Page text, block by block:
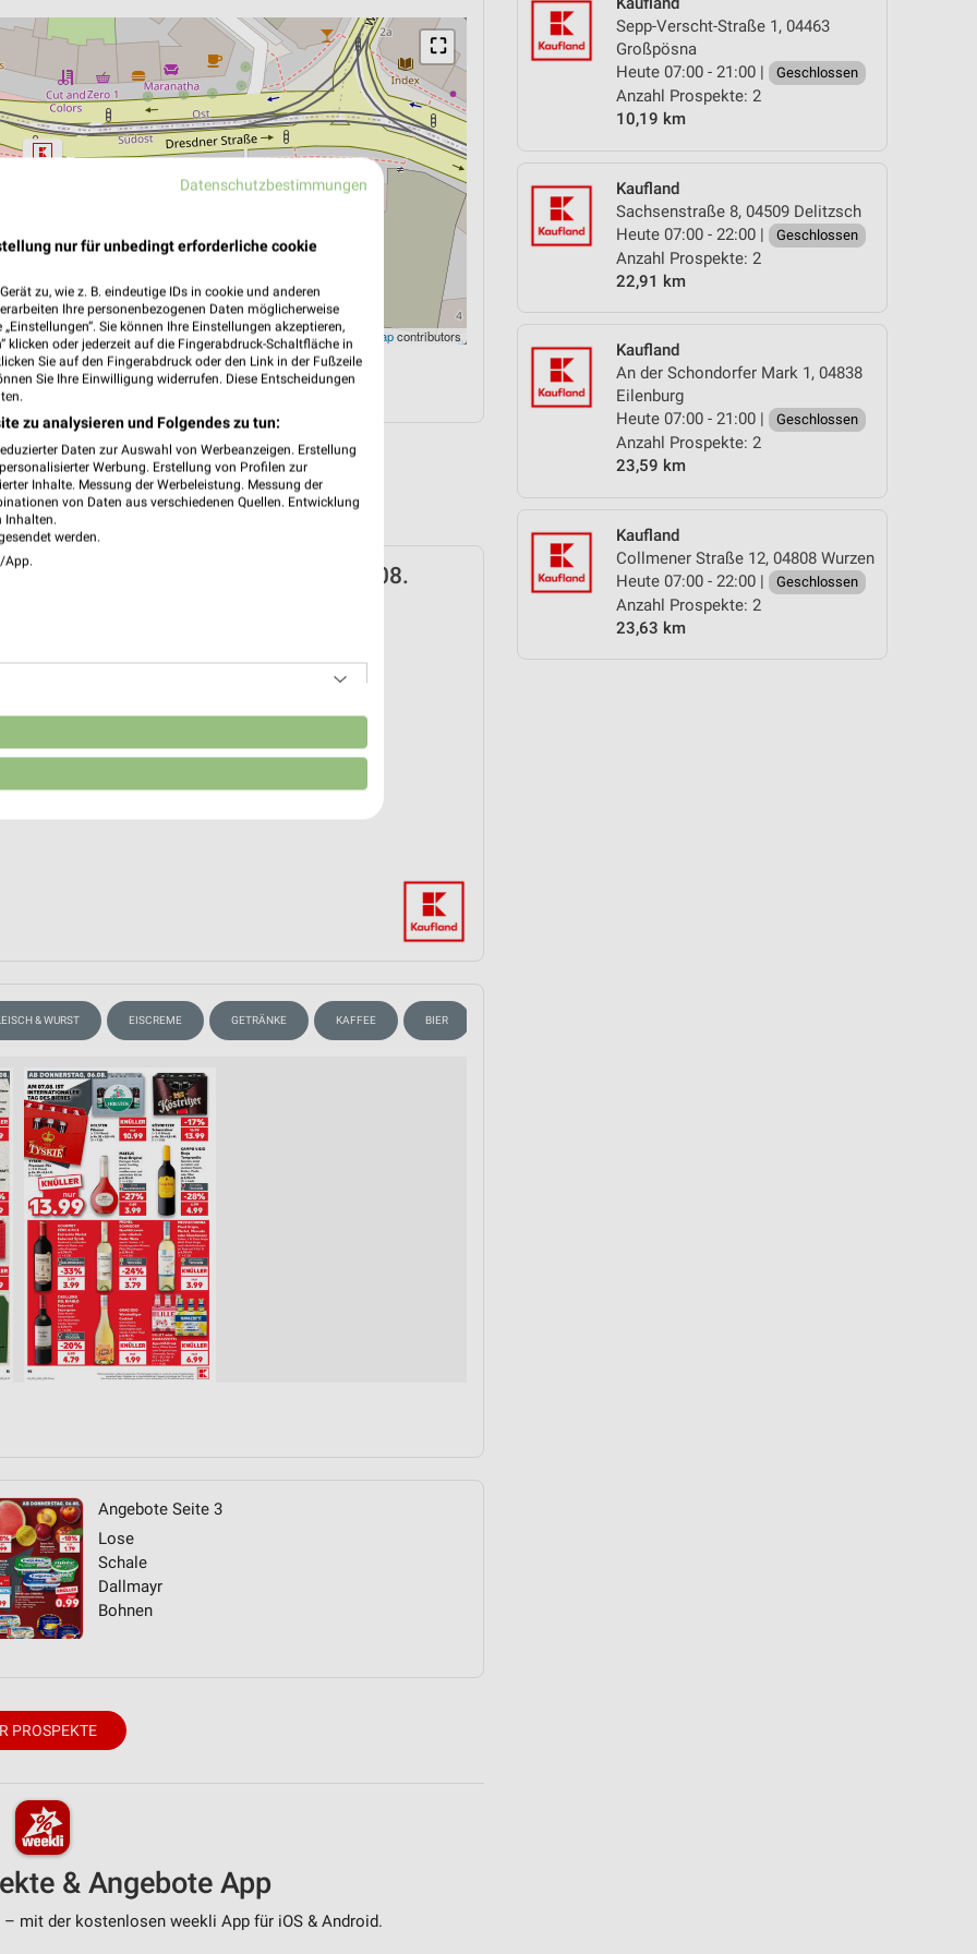
Sepp-Verscht-Straße 1, 04463
Großpösna
Heute 07:00 - 21:00 |
Geschlossen
Anzahl Prospekte: 2
10,19 km
Kaufland
Sachsenstraße 8, 04509 Delitzsch
Heute 07:00 - 22:00 |
Geschlossen
Anzahl Prospekte: 2
22,91 km
Kaufland
An der Schondorfer Mark 1, 04838
Eilenburg
Heute 07:00 - 21:00 |
Geschlossen
Anzahl Prospekte: 2
23,59 km
Kaufland
Collmener Straße 12, 04808 Wurzen
Heute 07:00 - 22:00 |
Geschlossen
Anzahl Prospekte: 2
23,63 km
⛶
Leaflet|©OpenStreetMapcontributors
NAVIGATION MIT GOOGLE/IOS MAPS
Prospekt für Leipzig ab Do. den 06.08.
& WURST EISCREME GETRÄNKE KAFFEE BIER
Angebote Seite 3
Lose
Schale
Dallmayr
Bohnen
PROSPEKTE
& Angebote App
mit der kostenlosen weekli App für iOS & Android.
Datenschutzbestimmungen
nur für unbedingt erforderliche cookie
zu, wie z. B. eindeutige IDs in cookie und anderen
Ihre personenbezogenen Daten möglicherweise
Sie können Ihre Einstellungen akzeptieren,
klicken oder jederzeit auf die Fingerabdruck-Schaltfläche in
Sie auf den Fingerabdruck oder den Link in der Fußzeile
Sie Ihre Einwilligung widerrufen. Diese Entscheidungen
zu analysieren und Folgendes zu tun:
Daten zur Auswahl von Werbeanzeigen. Erstellung
Werbung. Erstellung von Profilen zur
Inhalte. Messung der Werbeleistung. Messung der
von Daten aus verschiedenen Quellen. Entwicklung
Inhalten.
werden.
App.
Daten aus verschiedenen